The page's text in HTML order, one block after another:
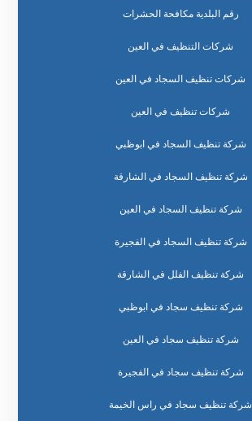
رقم البلدية مكافحة الحشرات
شركات التنظيف في العين
شركات تنظيف السجاد في العين
شركات تنظيف في العين
شركة تنظيف السجاد في ابوظبي
شركة تنظيف السجاد في الشارقة
شركة تنظيف السجاد في العين
شركة تنظيف السجاد في الفجيرة
شركة تنظيف الفلل في الشارقة
شركة تنظيف سجاد في ابوظبي
شركة تنظيف سجاد في العين
شركة تنظيف سجاد في الفجيرة
شركة تنظيف سجاد في راس الخيمة